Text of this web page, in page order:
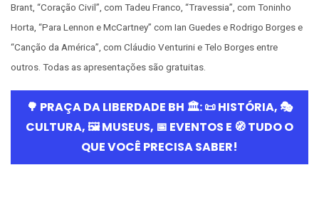
Brant, “Coração Civil”, com Tadeu Franco, “Travessia”, com Toninho
Horta, “Para Lennon e McCartney” com Ian Guedes e Rodrigo Borges e
“Canção da América”, com Cláudio Venturini e Telo Borges entre
outros. Todas as apresentações são gratuitas.